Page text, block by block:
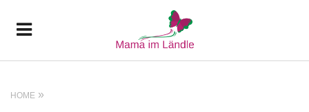
HOME